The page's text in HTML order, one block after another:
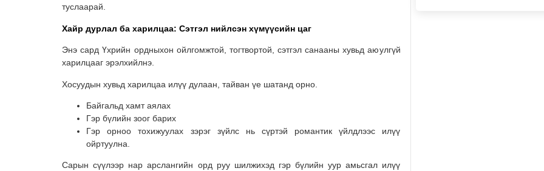
туслаарай.
Хайр дурлал ба харилцаа: Сэтгэл нийлсэн хүмүүсийн цаг
Энэ сард Үхрийн ордныхон ойлгомжтой, тогтвортой, сэтгэл санааны хувьд аюулгүй
харилцааг эрэлхийлнэ.
Хосуудын хувьд харилцаа илүү дулаан, тайван үе шатанд орно.
Байгальд хамт аялах
Гэр бүлийн зоог барих
Гэр орноо тохижуулах зэрэг зүйлс нь сүртэй романтик үйлдлээс илүү
ойртуулна.
Сарын сүүлээр нар арслангийн орд руу шилжихэд гэр бүлийн уур амьсгал илүү